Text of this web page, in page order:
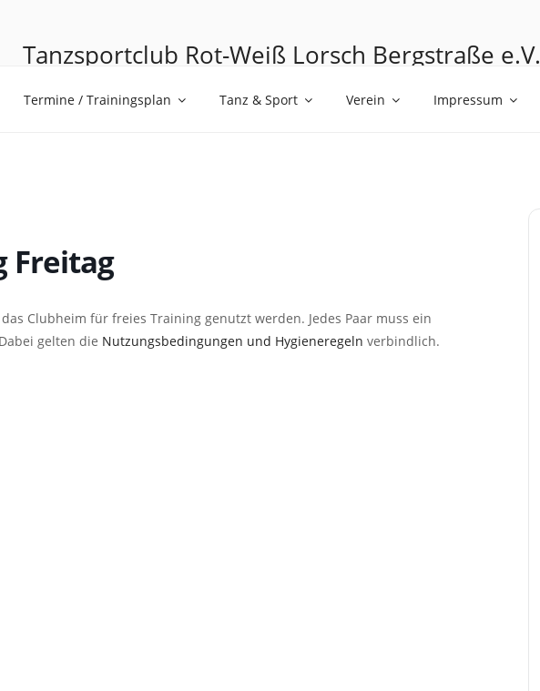
Tanzsportclub Rot-Weiß Lorsch Bergstraße e.V.
Termine / Trainingsplan Tanz & Sport Verein Impressum
Freitag
Clubheim für freies Training genutzt werden. Jedes Paar muss ein
gelten die Nutzungsbedingungen und Hygieneregeln verbindlich.